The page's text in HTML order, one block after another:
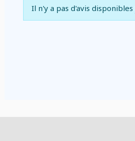
Il n'y a pas d'avis disponibles